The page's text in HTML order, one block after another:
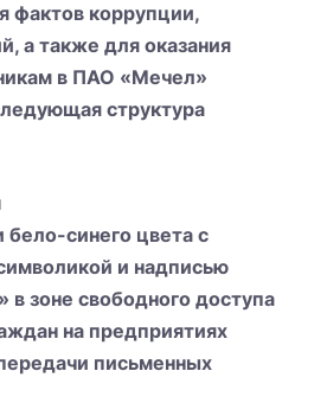
фактов коррупции,
а также для оказания
в ПАО «Мечел»
структура
синего цвета с
и надписью
в зоне свободного доступа
на предприятиях
письменных